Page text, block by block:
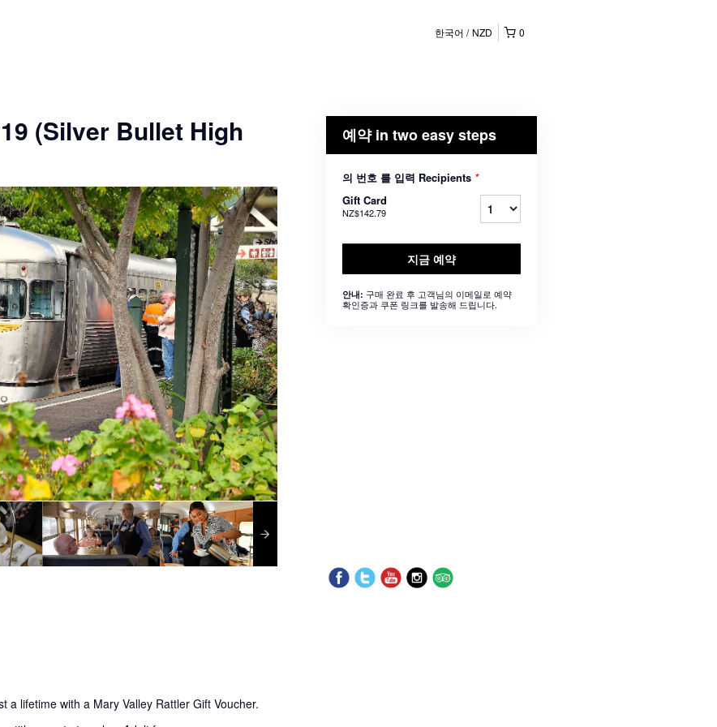
0
한국어 NZD
(Silver Bullet High
a lifetime with a Mary Valley Rattler Gift Voucher.
예약 in two easy steps
의 번호 를 입력 Recipients *
Gift Card
NZ$142.79
지금 예약
안내: 구매 완료 후 고객님의 이메일로 예약
확인증과 쿠폰 링크를 발송해 드립니다.